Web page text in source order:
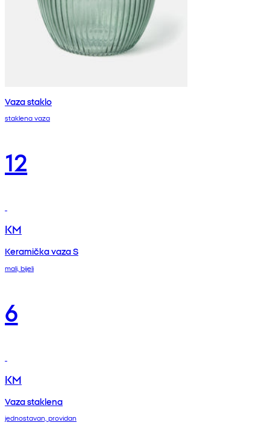
Vaza staklo
staklena vaza
12
KM
Keramička vaza S
mali, bijeli
6
KM
Vaza staklena
jednostavan, providan